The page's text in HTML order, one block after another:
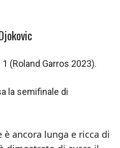
(Roland Garros 2023).
la semifinale di
è ancora lunga e ricca di